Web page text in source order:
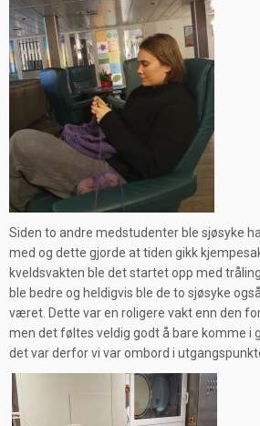
Siden to andre medstudenter ble sjøsyke
med og dette gjorde at tiden gikk
kveldsvakten ble det startet opp med
ble bedre og heldigvis ble de to sjøsyke
været. Dette var en roligere vakt enn den
men det føltes veldig godt å bare komme i
det var derfor vi var ombord i